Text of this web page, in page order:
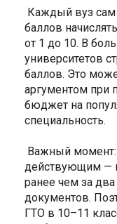
Каждый вуз сам
баллов
от 1 до 10. В
университетов
баллов. Это
аргументом при
бюджет на
специальность.
Важный
действующим —
ранее чем за
документов.
ГТО в 10–11